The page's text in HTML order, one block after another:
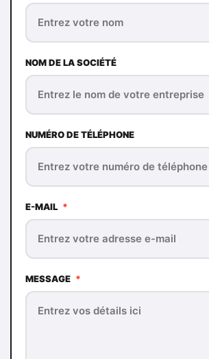
NOM DE LA SOCIÉTÉ
NUMÉRO DE TÉLÉPHONE
E-MAIL *
MESSAGE *